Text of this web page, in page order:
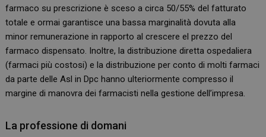
farmaco su prescrizione è sceso a circa 50/55% del fatturato
totale e ormai garantisce una bassa marginalità dovuta alla
minor remunerazione in rapporto al crescere el prezzo del
farmaco dispensato. Inoltre, la distribuzione diretta ospedaliera
(farmaci più costosi) e la distribuzione per conto di molti farmaci
da parte delle Asl in Dpc hanno ulteriormente compresso il
margine di manovra dei farmacisti nella gestione dell’impresa.
La professione di domani